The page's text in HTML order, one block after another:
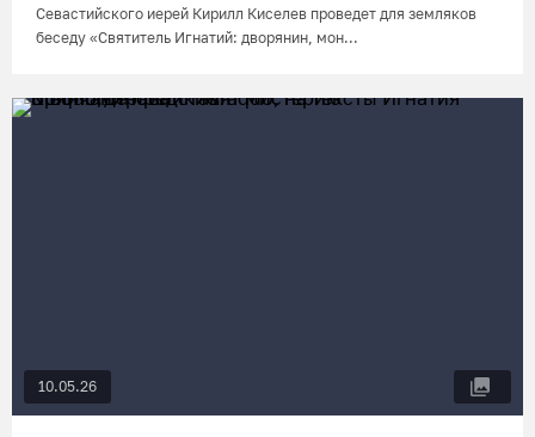
Севастийского иерей Кирилл Киселев проведет для земляков
беседу «Святитель Игнатий: дворянин, мон...
10.05.26